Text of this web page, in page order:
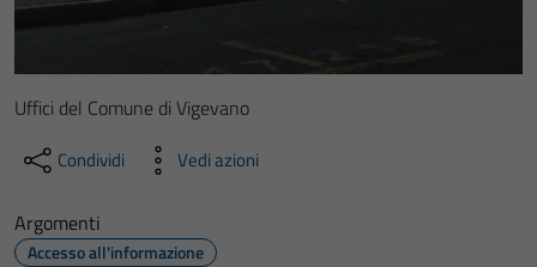
Uffici del Comune di Vigevano
Condividi Vedi azioni
Argomenti
Accesso all'informazione